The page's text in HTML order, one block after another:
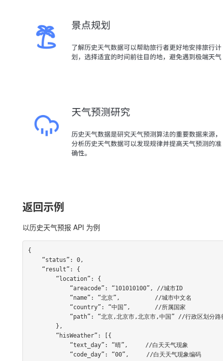
返回示例
以历史天气预报 API 为例
{